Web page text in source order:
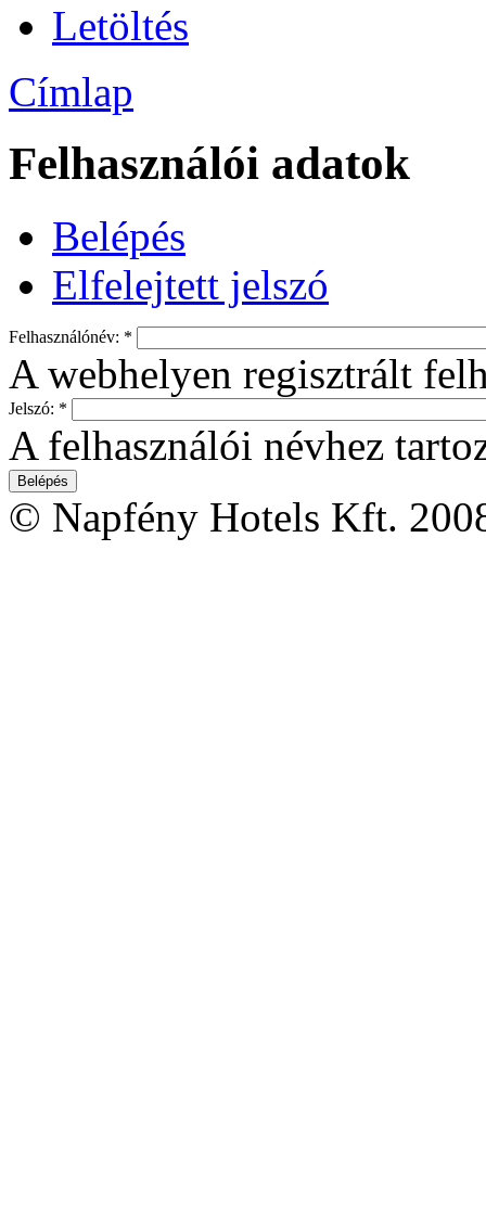
Letöltés
Címlap
Felhasználói adatok
Belépés
Elfelejtett jelszó
Felhasználónév: *
A webhelyen regisztrált
Jelszó: *
A felhasználói névhez
© Napfény Hotels Kft.